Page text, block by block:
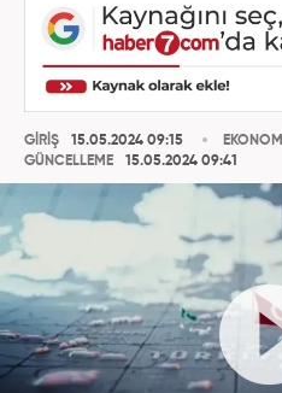
GİRİŞ
15.05.2024 09:15
GÜNCELLEME
15.05.2024 09:41
EKONOMİ